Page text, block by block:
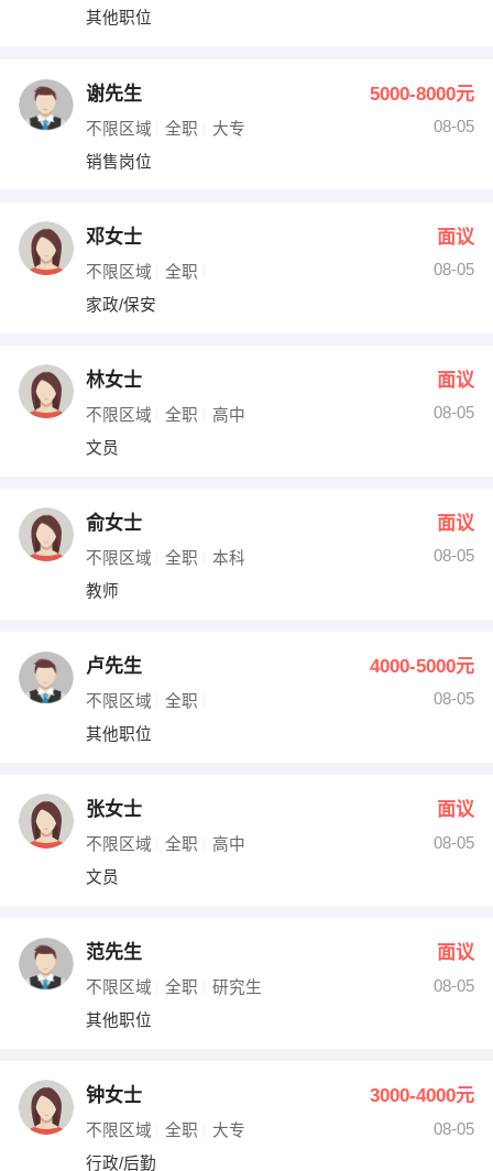
其他职位
谢先生 5000-8000元
不限区域 全职 大专
08-05
销售岗位
邓女士 面议
不限区域 全职
08-05
家政/保安
林女士 面议
不限区域 全职 高中
08-05
文员
俞女士 面议
不限区域 全职 本科
08-05
教师
卢先生 4000-5000元
不限区域 全职
08-05
其他职位
张女士 面议
不限区域 全职 高中
08-05
文员
范先生 面议
不限区域 全职 研究生
08-05
其他职位
钟女士 3000-4000元
不限区域 全职 大专
08-05
行政/后勤